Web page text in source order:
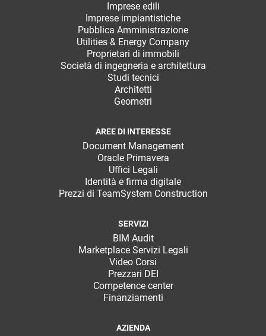
Imprese edili
Imprese impiantistiche
Pubblica Amministrazione
Utilities & Energy Company
Proprietari di immobili
Società di ingegneria e architettura
Studi tecnici
Architetti
Geometri
AREE DI INTERESSE
Document Management
Oracle Primavera
Uffici Legali
Identità e firma digitale
Prezzi di TeamSystem Construction
SERVIZI
BIM Audit
Marketplace Servizi Legali
Video Corsi
Prezzari DEI
Competence center
Finanziamenti
AZIENDA